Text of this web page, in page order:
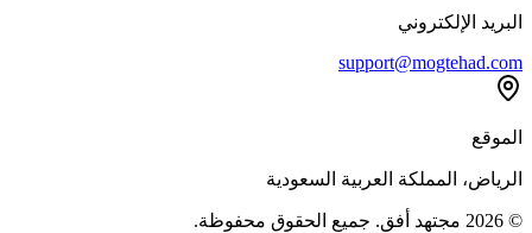
البريد الإلكتروني
support@mogtehad.com
الموقع
الرياض، المملكة العربية السعودية
© 2026 مجتهد أفق. جميع الحقوق محفوظة.